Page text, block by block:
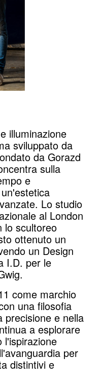
illuminazione
sviluppato da
da Gorazd
sulla
e
Lo studio
al London
lo scultoreo
ottenuto un
un Design
I.D. per le
come marchio
una filosofia
precisione e nella
a esplorare
l'ispirazione
per
distintivi e